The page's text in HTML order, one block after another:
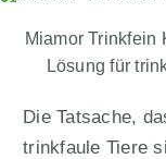
Miamor Trinkfein
Lösung für
Die Tatsache,
trinkfaule Tiere